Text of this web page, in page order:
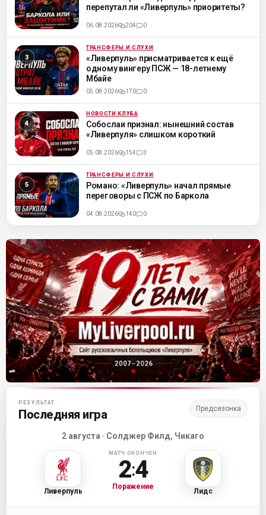
перепутал ли «Ливерпуль» приоритеты?
06.08.2026 204 0
ML ТРАНСФЕРЫ И СЛУХИ
«Ливерпуль» присматривается к ещё
одному вингеру ПСЖ — 18-летнему
Мбайе
05.08.2026 170 0
ML НОВОСТИ КЛУБА
Собослаи признал: нынешний состав
«Ливерпуля» слишком короткий
05.08.2026 154 3
ML ТРАНСФЕРЫ И СЛУХИ
Романо: «Ливерпуль» начал прямые
переговоры с ПСЖ по Баркола
04.08.2026 140 0
Матч-центр «Ливерпуля»
РЕЗУЛЬТАТ
Последняя игра Предсезонка
2 августа · Солджер Филд, Чикаго
Ливерпуль
МАТЧ ОКОНЧЕН
2:4
Поражение
Лидс